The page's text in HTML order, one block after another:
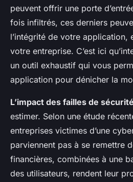
peuvent offrir une porte
fois infiltrés, ces derniers
l’intégrité de votre application,
votre entreprise. C’est ici
un outil exhaustif qui vous
application pour dénicher la
L’impact des failles de sécurité
estimer. Selon une étude
entreprises victimes d’une
parviennent pas à se remettre
financières, combinées à une
des utilisateurs, rendent leur